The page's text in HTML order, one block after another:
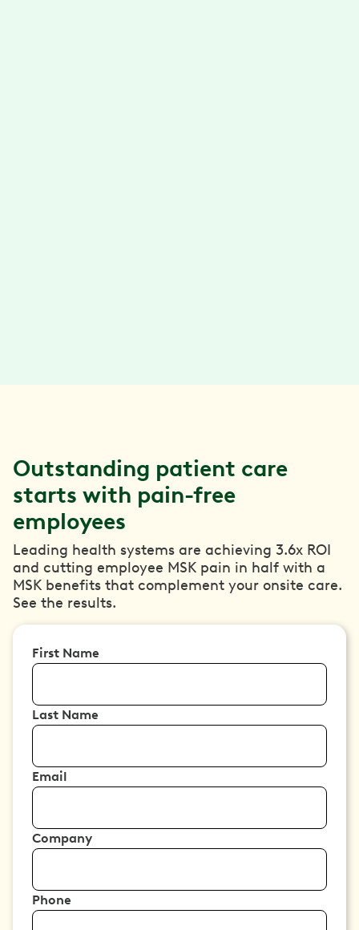
Outstanding patient care
starts with pain-free
employees
Leading health systems are achieving 3.6x ROI
and cutting employee MSK pain in half with a
MSK benefits that complement your onsite care.
See the results.
First Name
Last Name
Email
Company
Phone